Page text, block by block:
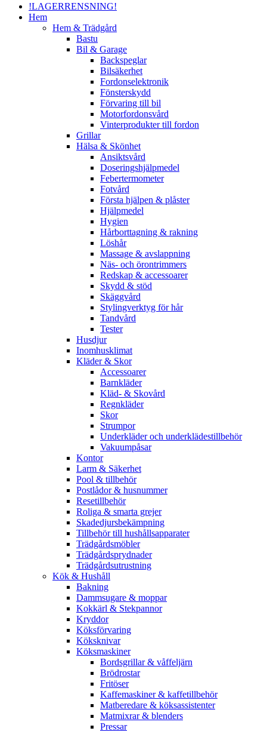
!LAGERRENSNING!
Hem
Hem & Trädgård
Bastu
Bil & Garage
Backspeglar
Bilsäkerhet
Fordonselektronik
Fönsterskydd
Förvaring till bil
Motorfordonsvård
Vinterprodukter till fordon
Grillar
Hälsa & Skönhet
Ansiktsvård
Doseringshjälpmedel
Febertermometer
Fotvård
Första hjälpen & plåster
Hjälpmedel
Hygien
Hårborttagning & rakning
Löshår
Massage & avslappning
Näs- och örontrimmers
Redskap & accessoarer
Skydd & stöd
Skäggvård
Stylingverktyg för hår
Tandvård
Tester
Husdjur
Inomhusklimat
Kläder & Skor
Accessoarer
Barnkläder
Kläd- & Skovård
Regnkläder
Skor
Strumpor
Underkläder och underklädestillbehör
Vakuumpåsar
Kontor
Larm & Säkerhet
Pool & tillbehör
Postlådor & husnummer
Resetillbehör
Roliga & smarta grejer
Skadedjursbekämpning
Tillbehör till hushållsapparater
Trädgårdsmöbler
Trädgårdsprydnader
Trädgårdsutrustning
Kök & Hushåll
Bakning
Dammsugare & moppar
Kokkärl & Stekpannor
Kryddor
Köksförvaring
Köksknivar
Köksmaskiner
Bordsgrillar & våffeljärn
Brödrostar
Fritöser
Kaffemaskiner & kaffetillbehör
Matberedare & köksassistenter
Matmixrar & blenders
Pressar